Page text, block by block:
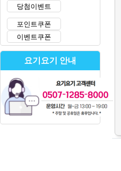
당첨이벤트
포인트쿠폰
이벤트쿠폰
요기요기 안내